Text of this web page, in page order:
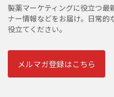
製薬マーケティングに役立つ最
ナー情報などをお届け。日常的
役立てください。
メルマガ登録はこちら